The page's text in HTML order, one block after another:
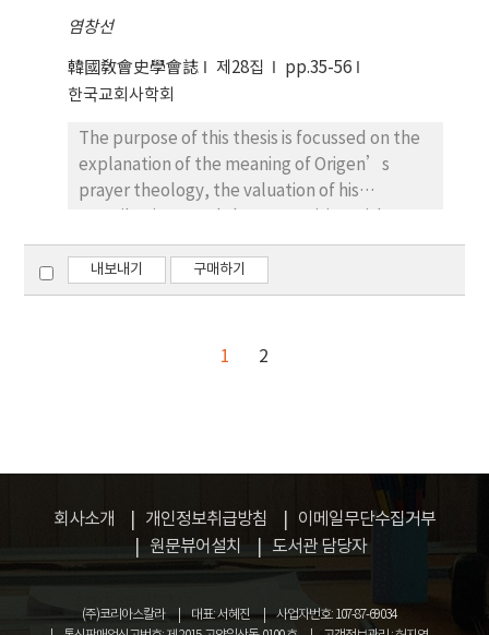
process of the reconstructing historical fact,
because these have been involved in every of
the four steps from happening of historical
realty. The interpretation of the historical
materials needs the so-called “paradigm
shift” of the methodology. Finally, this will
deficiency of the historical materials.
염창선
韓國敎會史學會誌 제28집
pp.35-56
한국교회사학회
The purpose of this thesis is focussed on the
explanation of the meaning of Origen’s
prayer theology, the valuation of his
Jesus’s understanding of the prayer.
Opponents against the prayer argued that
there is no need to pray, because God knows
addition, God loved the creation and led
providence. In relation to that arguments
Origen asserted that human prayer means
that God’s providence and human free will
work together. The human is cooperating
with God through the prayer as an expression
of man’s free will. According to Origen,
내보내기 구매하기
1 2
회사소개 개인정보취급방침
이메일무단수집거부
원문뷰어설치
도서관 담당자
(주)코리아스칼라 대표: 서혜진
사업자번호: 107-87-69034